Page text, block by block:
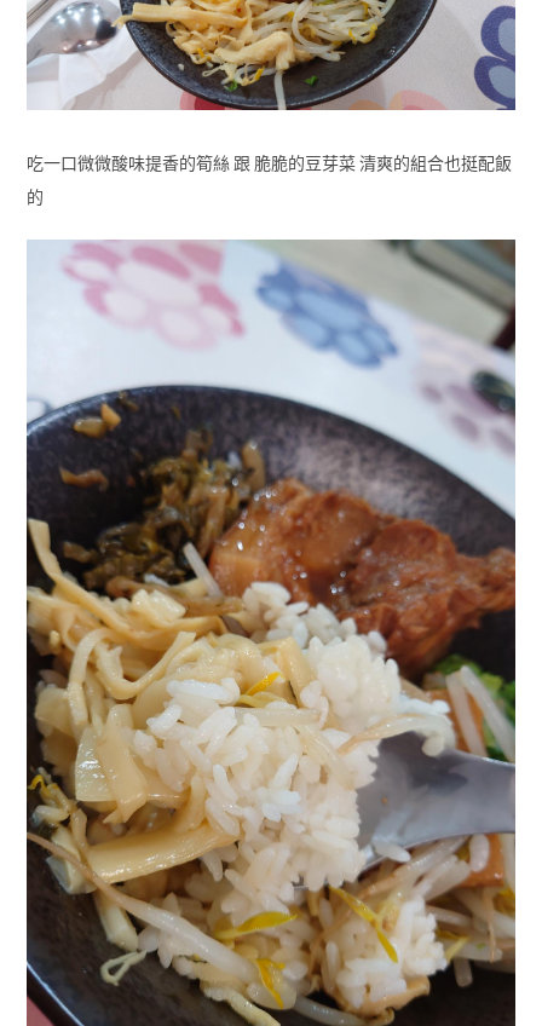
吃一口微微酸味提香的筍絲 跟 脆脆的豆芽菜 清爽的組合也挺配飯
的